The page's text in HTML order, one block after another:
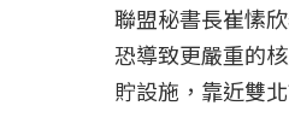
聯盟秘書長崔愫
恐導致更嚴重的
貯設施，靠近雙